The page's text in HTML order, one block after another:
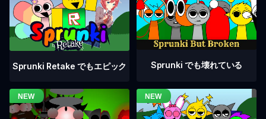
Sprunki Retake でもエピック Sprunki でも壊れている